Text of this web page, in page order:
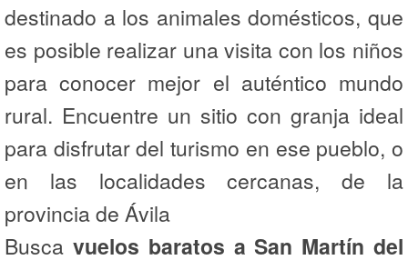
destinado a los animales domésticos, que
es posible realizar una visita con los niños
para conocer mejor el auténtico mundo
rural. Encuentre un sitio con granja ideal
para disfrutar del turismo en ese pueblo, o
en las localidades cercanas, de la
provincia de Ávila
Busca vuelos baratos a San Martín del